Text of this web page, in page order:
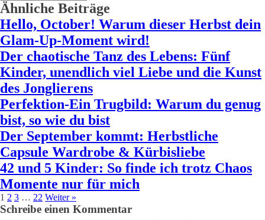
Ähnliche Beiträge
Hello, October! Warum dieser Herbst dein
Glam-Up-Moment wird!
Der chaotische Tanz des Lebens: Fünf
Kinder, unendlich viel Liebe und die Kunst
des Jonglierens
Perfektion-Ein Trugbild: Warum du genug
bist, so wie du bist
Der September kommt: Herbstliche
Capsule Wardrobe & Kürbisliebe
42 und 5 Kinder: So finde ich trotz Chaos
Momente nur für mich
1 2 3 … 22 Weiter »
Schreibe einen Kommentar